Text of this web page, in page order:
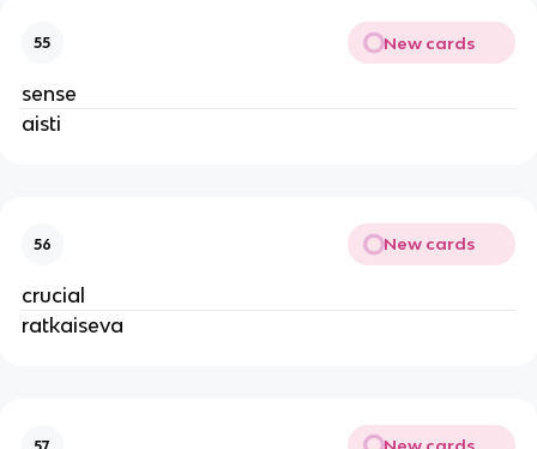
55 New cards
sense
aisti
56 New cards
crucial
ratkaiseva